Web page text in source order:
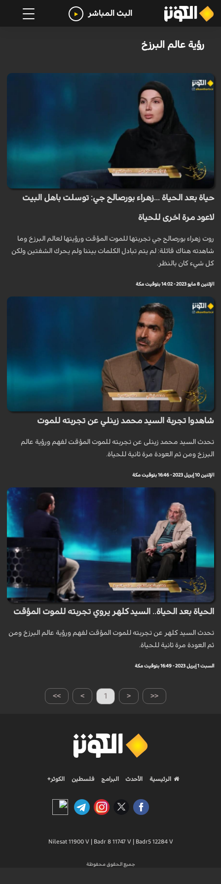
البث المباشر
رؤية عالم البرزخ
حياة بعد الحياة ...زهراء بورصالح جي: توسلت باهل البيت
لاعود مرة اخرى للحياة
روت زهراء بورصالح جي تجربتها للموت المؤقت ورؤيتها لعالم البرزخ وما
شاهدته هناك قائلة: لم يتم تبادل الكلمات بيننا ولم يحرك الشفتين ولكن
كل شيء كان بالنظر.
الإثنين 8 مايو 2023 - 14:02 بتوقيت مكة
شاهدوا تجربة السيد محمد زينلي عن تجربته للموت
تحدث السيد محمد زینلی عن تجربته للموت المؤقت لفهم ورؤية عالم
البرزخ ومن ثم العودة مرة ثانية للحياة.
الإثنين 10 إبريل 2023 - 16:46 بتوقيت مكة
الحياة بعد الحياة.. السيد كلهر يروي تجربته للموت المؤقت
تحدث السيد كلهر عن تجربته للموت المؤقت لفهم ورؤية عالم البرزخ ومن
ثم العودة مرة ثانية للحياة.
السبت 1 إبريل 2023 - 16:49 بتوقيت مكة
>> > 1 < <<
الرئيسية الأحدث البرامج فلسطين الكوثر+
Nilesat 11900 V | Badr 8 11747 V | Badr5 12284 V
جميع الحقوق محفوظة